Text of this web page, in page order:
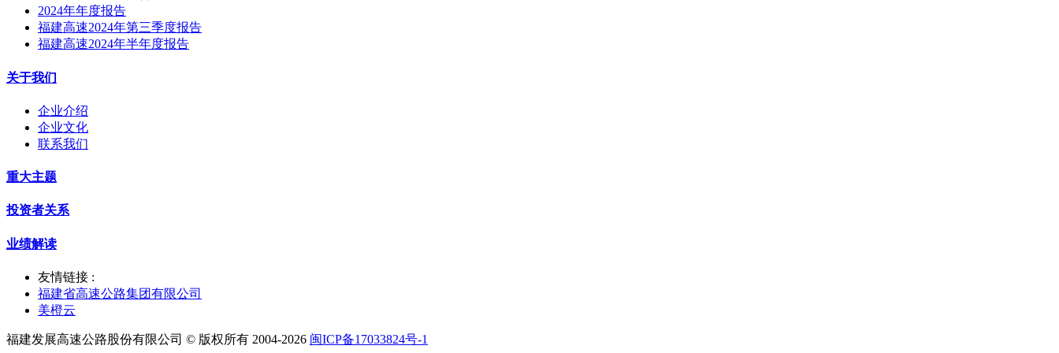
2024年年度报告
福建高速2024年第三季度报告
福建高速2024年半年度报告
关于我们
企业介绍
企业文化
联系我们
重大主题
投资者关系
业绩解读
友情链接 :
福建省高速公路集团有限公司
美橙云
福建发展高速公路股份有限公司 © 版权所有 2004-2026 闽ICP备17033824号-1